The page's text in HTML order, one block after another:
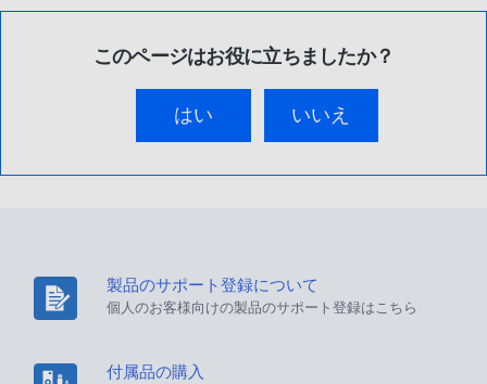
このページはお役に立ちましたか？
はい いいえ
製品のサポート登録について
個人のお客様向けの製品のサポート登録はこちら
付属品の購入